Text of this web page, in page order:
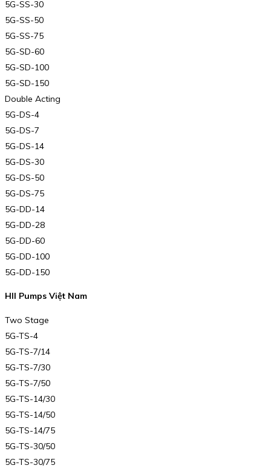
5G-SS-30
5G-SS-50
5G-SS-75
5G-SD-60
5G-SD-100
5G-SD-150
Double Acting
5G-DS-4
5G-DS-7
5G-DS-14
5G-DS-30
5G-DS-50
5G-DS-75
5G-DD-14
5G-DD-28
5G-DD-60
5G-DD-100
5G-DD-150
HII Pumps Việt Nam
Two Stage
5G-TS-4
5G-TS-7/14
5G-TS-7/30
5G-TS-7/50
5G-TS-14/30
5G-TS-14/50
5G-TS-14/75
5G-TS-30/50
5G-TS-30/75